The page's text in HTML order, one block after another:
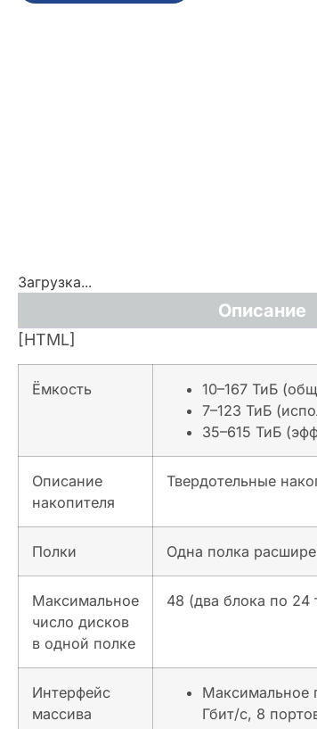
Загрузка...
Описание
[HTML]
Ёмкость
10–167 ТиБ
7–123 ТиБ
35–615 ТиБ
Описание
накопителя
Твердотельные
Полки Одна полка
Максимальное
число дисков
в одной полке
48 (два блока по 24
Интерфейс
массива
Максимальное
Гбит/с, 8